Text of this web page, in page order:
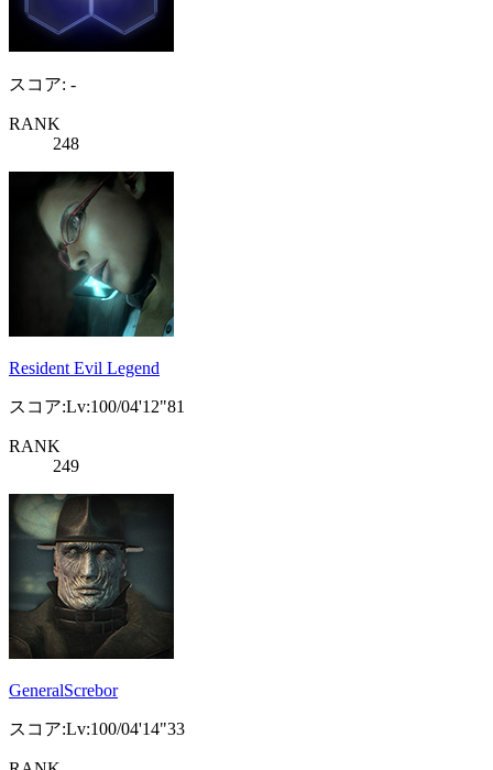
スコア: -
RANK
248
Resident Evil Legend
スコア:Lv:100/04'12"81
RANK
249
GeneralScrebor
スコア:Lv:100/04'14"33